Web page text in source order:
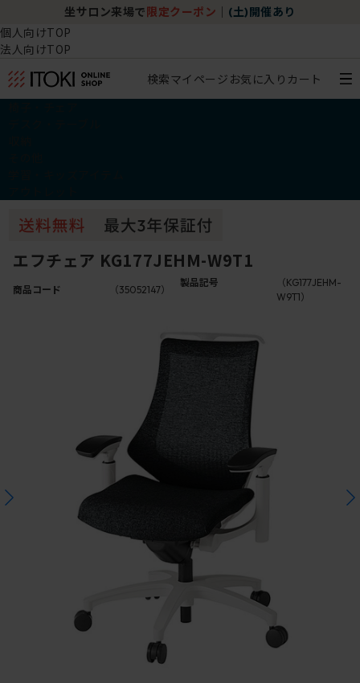
坐サロン来場で 限定クーポン (土)開催あり
個人向けTOP
法人向けTOP
検索マイページ お気に入り カート
エフチェア KG177JEHM-W9T1
商品コード （35052147）
製品記号
（KG177JEHM-
W9T1）